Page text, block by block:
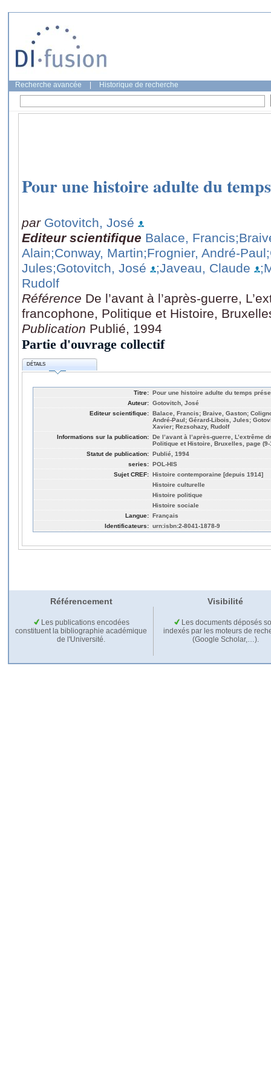
Recherche avancée Historique de recherche
Pour une histoire adulte du
par Gotovitch, José
Editeur scientifique Balace, Francis
Alain;Conway, Martin;Frognier, André-Paul
Jules;Gotovitch, José ;Javeau, Claude
Rudolf
Référence De l’avant à l’après-guerre,
francophone, Politique et Histoire,
Publication Publié, 1994
Partie d'ouvrage collectif
DÉTAILS
Titre: Pour une histoire adulte du temps
Auteur: Gotovitch, José
Editeur scientifique: Balace, Francis; Braive, Gaston;
André-Paul; Gérard-Libois, Jules;
Xavier; Rezsohazy, Rudolf
Informations sur la publication: De l’avant à l’après-guerre, L’extrême
Politique et Histoire, Bruxelles, page (9-
Statut de publication: Publié, 1994
series: POL-HIS
Sujet CREF: Histoire contemporaine [depuis 1914]
Histoire culturelle
Histoire politique
Histoire sociale
Langue: Français
Identificateurs: urn:isbn:2-8041-1878-9
Référencement Visibilité
Les publications encodées
constituent la bibliographie académique
de l'Université.
Les documents déposés
indexés par les moteurs de
(Google Scholar,…).